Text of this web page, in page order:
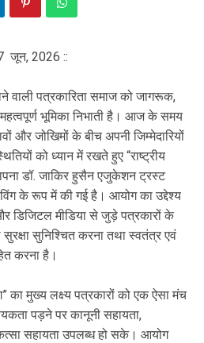
जून, 2026 ::
वाली पत्रकारिता समाज को जागरूक,
महत्वपूर्ण भूमिका निभाती है। आज के समय
और जोखिमों के बीच अपनी जिम्मेदारियों
को ध्यान में रखते हुए “राष्ट्रीय
डॉ. जाकिर हुसैन एजुकेशन ट्रस्ट
के रूप में की गई है। आयोग का उद्देश्य
डिजिटल मीडिया से जुड़े पत्रकारों के
सुरक्षा सुनिश्चित करना तथा स्वतंत्र एवं
करना है।
का मुख्य लक्ष्य पत्रकारों को एक ऐसा मंच
पड़ने पर कानूनी सहायता,
सहायता उपलब्ध हो सके। आयोग